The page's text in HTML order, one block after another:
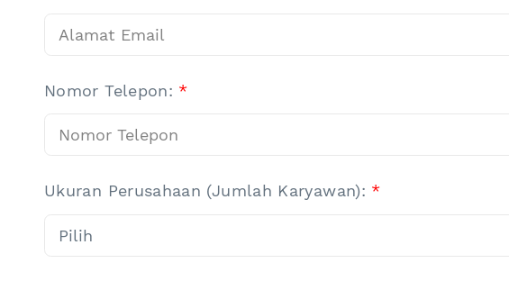
Nomor Telepon: *
Ukuran Perusahaan (Jumlah Karyawan): *